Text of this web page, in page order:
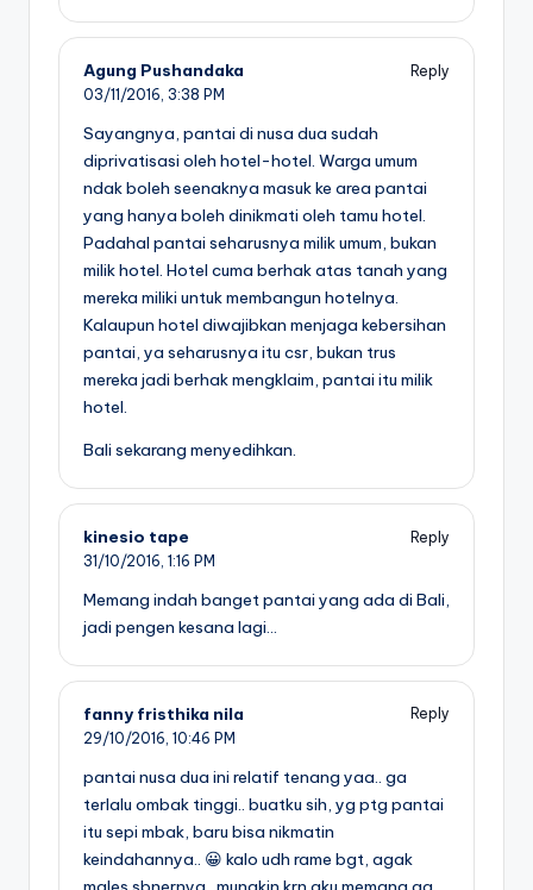
Agung Pushandaka
Reply
03/11/2016, 3:38 PM
Sayangnya, pantai di nusa dua sudah
diprivatisasi oleh hotel-hotel. Warga umum
ndak boleh seenaknya masuk ke area pantai
yang hanya boleh dinikmati oleh tamu hotel.
Padahal pantai seharusnya milik umum, bukan
milik hotel. Hotel cuma berhak atas tanah yang
mereka miliki untuk membangun hotelnya.
Kalaupun hotel diwajibkan menjaga kebersihan
pantai, ya seharusnya itu csr, bukan trus
mereka jadi berhak mengklaim, pantai itu milik
hotel.
Bali sekarang menyedihkan.
kinesio tape
Reply
31/10/2016, 1:16 PM
Memang indah banget pantai yang ada di Bali,
jadi pengen kesana lagi…
fanny fristhika nila
Reply
29/10/2016, 10:46 PM
pantai nusa dua ini relatif tenang yaa.. ga
terlalu ombak tinggi.. buatku sih, yg ptg pantai
itu sepi mbak, baru bisa nikmatin
keindahannya.. 😀 kalo udh rame bgt, agak